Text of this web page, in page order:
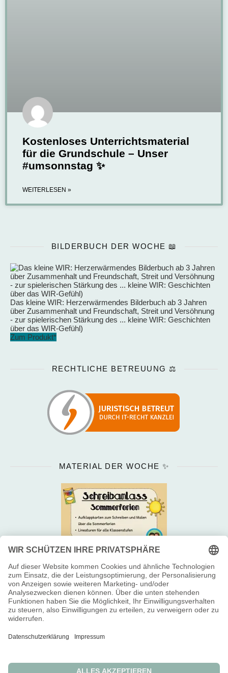
Kostenloses Unterrichtsmaterial
für die Grundschule – Unser
#umsonnstag ✨
WEITERLESEN »
BILDERBUCH DER WOCHE 📖
Das kleine WIR: Herzerwärmendes Bilderbuch ab 3 Jahren
über Zusammenhalt und Freundschaft, Streit und Versöhnung
- zur spielerischen Stärkung des ... kleine WIR: Geschichten
über das WIR-Gefühl)
Zum Produkt*
RECHTLICHE BETREUUNG ⚖️
MATERIAL DER WOCHE ✨